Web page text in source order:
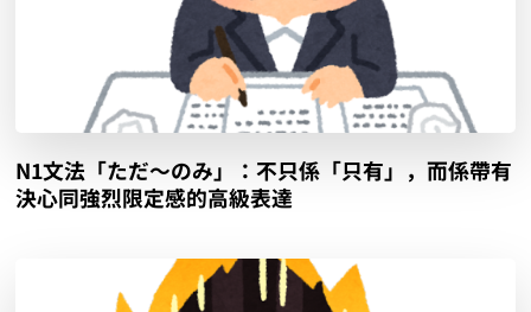
N1文法「ただ～のみ」：不只係「只有」，而係帶有
決心同強烈限定感的高級表達